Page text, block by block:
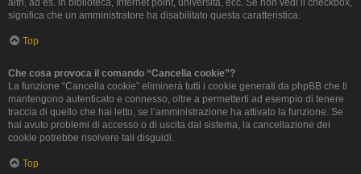
altri, ad es. in biblioteca, Internet point, università, ecc. Se non vedi il checkbox,
significa che un amministratore ha disabilitato questa caratteristica.
Top
Che cosa provoca il comando “Cancella cookie”?
La funzione “Cancella cookie” eliminerà tutti i cookie generati da phpBB che ti
mantengono autenticato e connesso, oltre a permetterti ad esempio di tenere
traccia di quello che hai letto, se l’amministrazione ha attivato la funzione. Se
hai avuto problemi di accesso o di uscita dal sistema, la cancellazione dei
cookie potrebbe risolvere tali disguidi.
Top